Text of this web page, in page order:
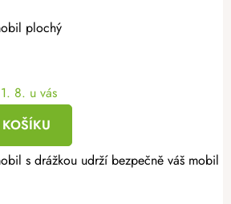
plochý
8. u vás
s drážkou udrží bezpečně váš